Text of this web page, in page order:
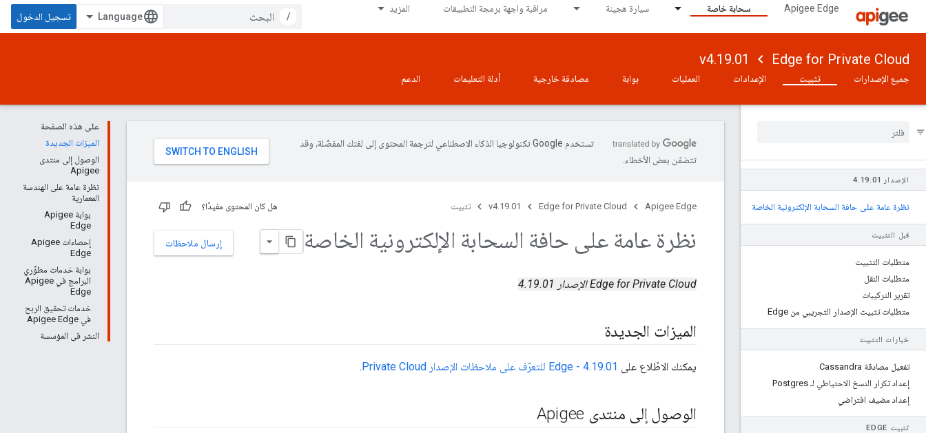
Apigee Edge سحابة خاصة سيارة هجينة مراقبة واجهة برمجة التطبيقات المزيد
/ تسجيل الدخول
Edge for Private Cloud
v4.19.01
جميع الإصدارات تثبيت الإعدادات العمليات بوابة مصادقة خارجية أدلة التعليمات الدعم
الإصدار 4 .19.01
نظرة عامة على حافة السحابة الإلكترونية الخاصة
قبل التثبيت
متطلبات التثبيت
متطلبات النقل
تقرير التركيبات
متطلبات تثبيت الإصدار التجريبي من Edge
خيارات التثبيت
تفعيل مصادقة Cassandra
إعداد تكرار النسخ الاحتياطي لـ Postgres
إعداد مضيف افتراضي
تثبيت EDGE
على هذه الصفحة
الميزات الجديدة
الوصول إلى منتدى
Apigee
نظرة عامة على الهندسة
المعمارية
بوابة Apigee
Edge
إحصاءات Apigee
Edge
بوابة خدمات مطوِّري
البرامج في Apigee
Edge
خدمات تحقيق الربح
في Apigee Edge
النشر في المؤسسة
تستخدم Google تكنولوجيا الذكاء الاصطناعي لترجمة المحتوى إلى لغتك المفضّلة، وقد
تتضمّن بعض الأخطاء.
Apigee Edge
Edge for Private Cloud
v4.19.01 تثبيت هل كان المحتوى مفيدًا؟
إرسال ملاحظات نظرة عامة على حافة السحابة الإلكترونية الخاصة
Edge for Private Cloud الإصدار 4.19.01
الميزات الجديدة
يمكنك الاطّلاع على 4.19.01 - Edge للتعرّف على ملاحظات الإصدار Private Cloud .
الوصول إلى منتدى Apigee